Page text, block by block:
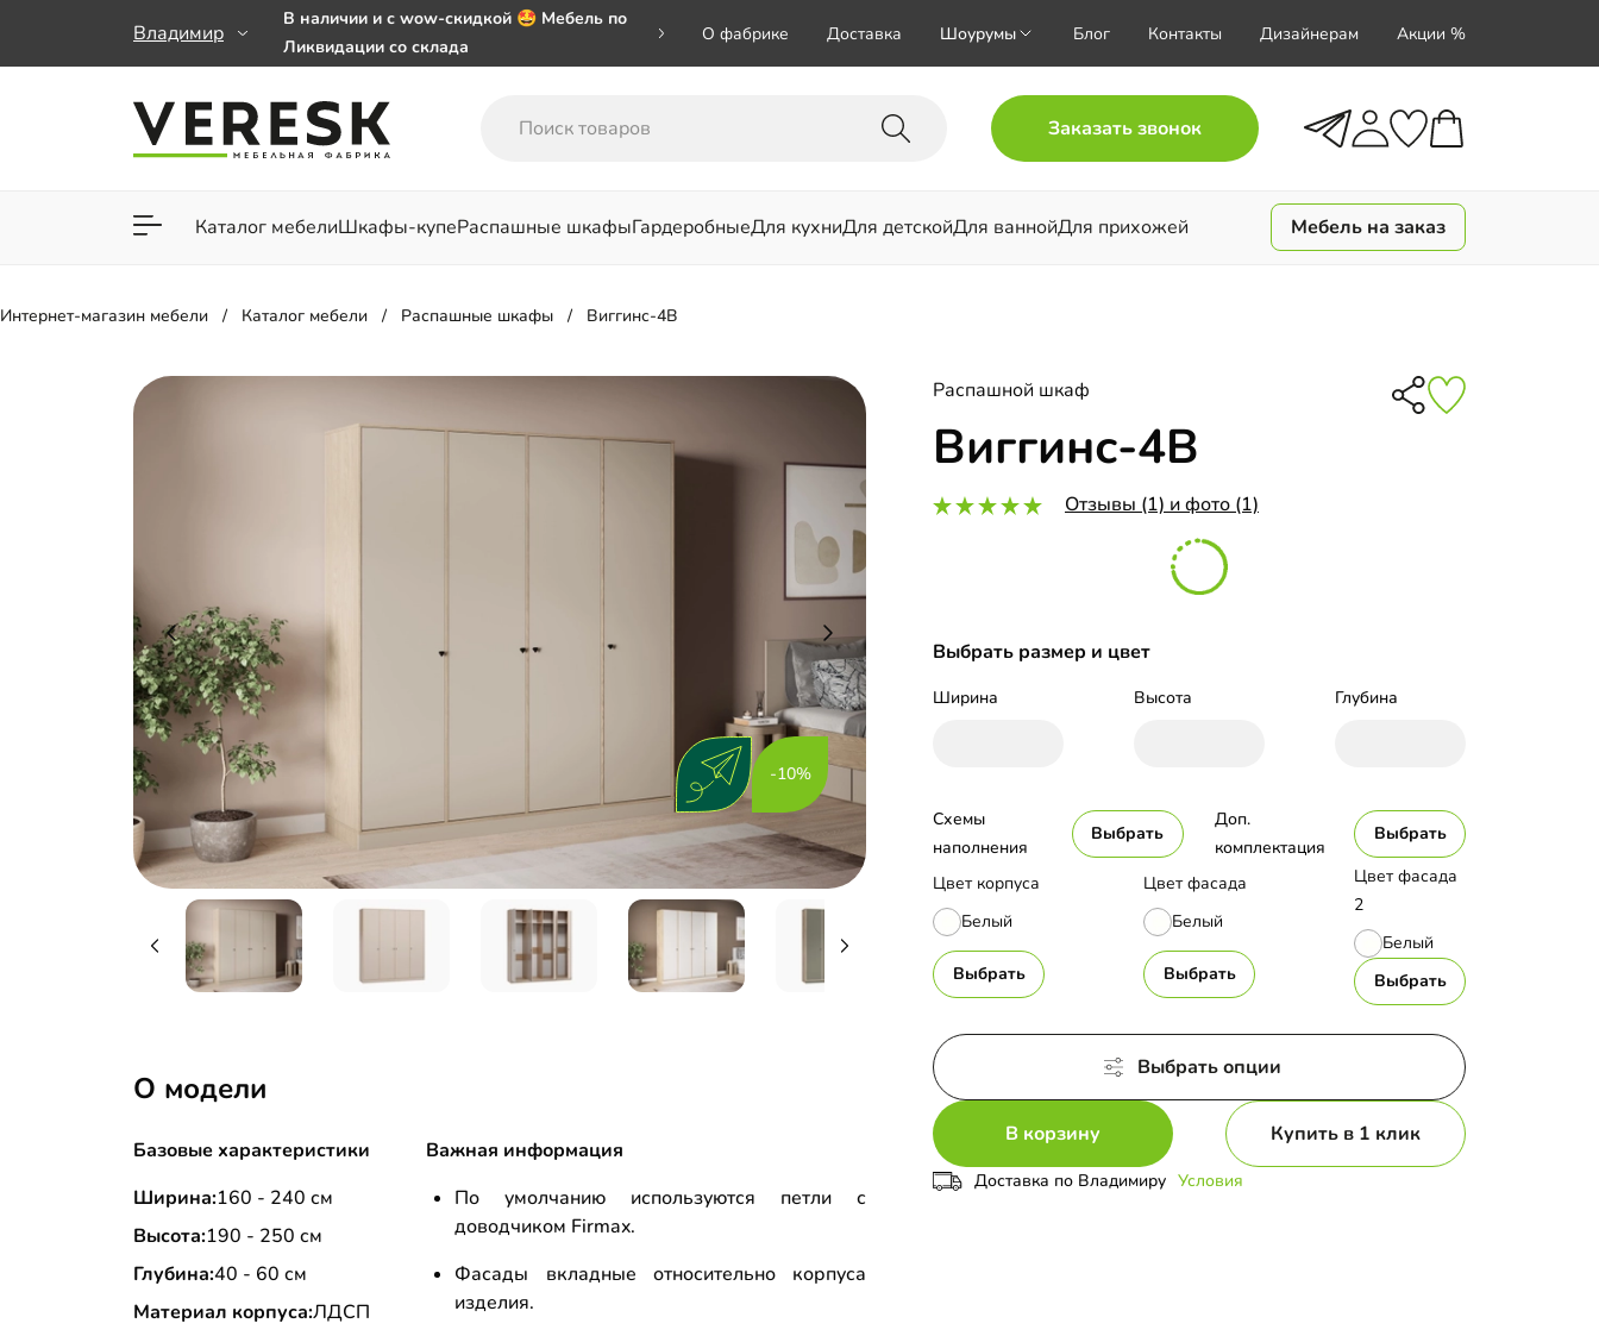
Владимир
В наличии и с wow-скидкой 🤩 Мебель по
Ликвидации со склада
заказе от 50 000 ₽
Важно! Наш Whatsapp переехал на номер
О фабрике Доставка Шоурумы Блог Контакты Дизайнерам Акции %
Заказать звонок
Каталог мебелиШкафы-купеРаспашные шкафыГардеробныеДля кухниДля детскойДля ваннойДля прихожей
Для гостиной Для спальни
Мебель на заказ
Интернет-магазин мебели Каталог мебели Распашные шкафы Виггинс-4В
-10%
Распашной шкаф
Виггинс-4В
Отзывы (1) и фото (1)
Выбрать размер и цвет
Ширина Высота Глубина
Цвет корпуса
Белый
Выбрать
Цвет фасада
Белый
Выбрать
Цвет фасада
2
Белый
Выбрать
Схемы
наполнения
Выбрать
Доп.
комплектация
Выбрать
Выбрать опции
В корзину Купить в 1 клик
Доставка по Владимиру Условия
О модели
Базовые характеристики
Ширина:160 - 240 см
Высота:190 - 250 см
Глубина:40 - 60 см
Материал корпуса:ЛДСП
Важная информация
По умолчанию используются петли с
доводчиком Firmax.
Фасады вкладные относительно корпуса
изделия.